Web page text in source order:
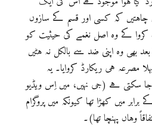
چاہتیں کہ کسی اور قسم کے سازوں
کے وہ اصل نغمے کی حیثیت کو
بھی وہ اپنی ضد سے بالکل نہ ہٹیں
مصرعہ ہی ریکارڈ کروایا۔ یہ
سکتی ہے (جی نہیں، میں اِس ویڈیو
میں کھڑا تھا کیونکہ میں پروگرام
وہاں پہنچا تھا)۔